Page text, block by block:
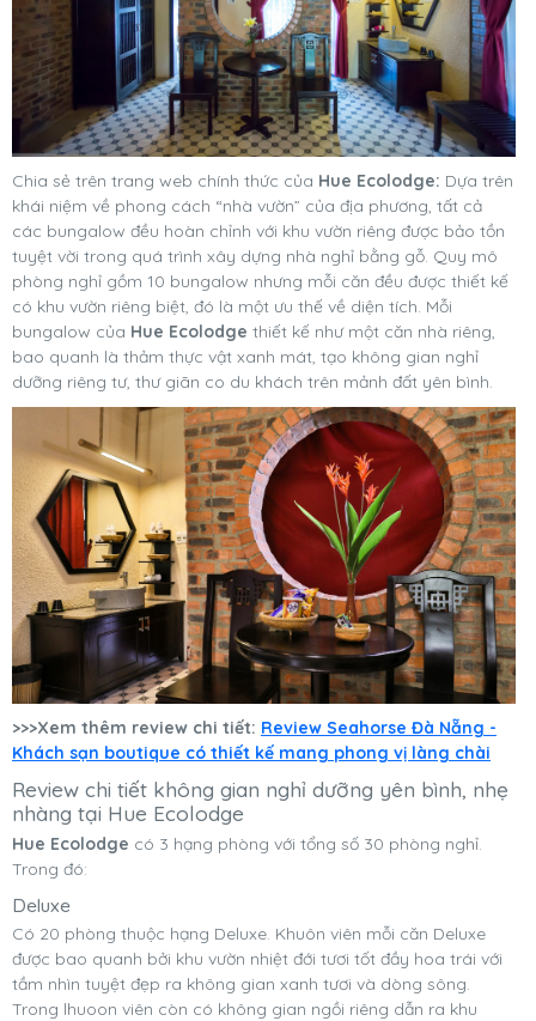
Chia sẻ trên trang web chính thức của Hue Ecolodge: Dựa trên
khái niệm về phong cách “nhà vườn” của địa phương, tất cả
các bungalow đều hoàn chỉnh với khu vườn riêng được bảo tồn
tuyệt vời trong quá trình xây dựng nhà nghỉ bằng gỗ. Quy mô
phòng nghỉ gồm 10 bungalow nhưng mỗi căn đều được thiết kế
có khu vườn riêng biệt, đó là một ưu thế về diện tích. Mỗi
bungalow của Hue Ecolodge thiết kế như một căn nhà riêng,
bao quanh là thảm thực vật xanh mát, tạo không gian nghỉ
dưỡng riêng tư, thư giãn co du khách trên mảnh đất yên bình.
>>>Xem thêm review chi tiết: Review Seahorse Đà Nẵng -
Khách sạn boutique có thiết kế mang phong vị làng chài
Review chi tiết không gian nghỉ dưỡng yên bình, nhẹ
nhàng tại Hue Ecolodge
Hue Ecolodge có 3 hạng phòng với tổng số 30 phòng nghỉ.
Trong đó:
Deluxe
Có 20 phòng thuộc hạng Deluxe. Khuôn viên mỗi căn Deluxe
được bao quanh bởi khu vườn nhiệt đới tươi tốt đầy hoa trái với
tầm nhìn tuyệt đẹp ra không gian xanh tươi và dòng sông.
Trong lhuoon viên còn có không gian ngồi riêng dẫn ra khu